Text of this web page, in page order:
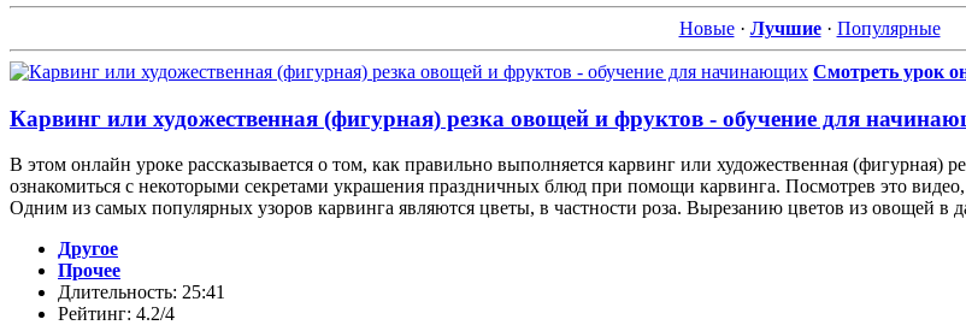
Новые · Лучшие · Популярные
Смотреть урок
Карвинг или художественная (фигурная) резка овощей и фруктов - обучение для
В этом онлайн уроке рассказывается о том, как правильно выполняется карвинг или художественная
ознакомиться с некоторыми секретами украшения праздничных блюд при помощи карвинга. Посмотрев это
Одним из самых популярных узоров карвинга являются цветы, в частности роза. Вырезанию цветов из овощей в
Другое
Прочее
Длительность: 25:41
Рейтинг: 4.2/4